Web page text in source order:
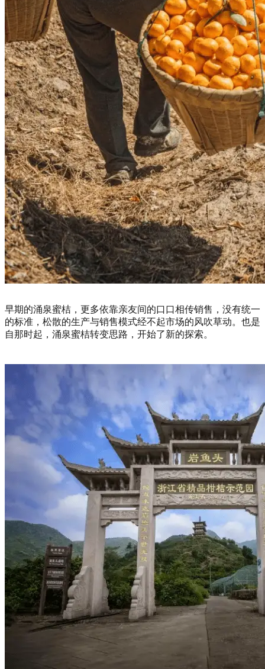
早期的涌泉蜜桔，更多依靠亲友间的口口相传销售，没有统一
的标准，松散的生产与销售模式经不起市场的风吹草动。也是
自那时起，涌泉蜜桔转变思路，开始了新的探索。